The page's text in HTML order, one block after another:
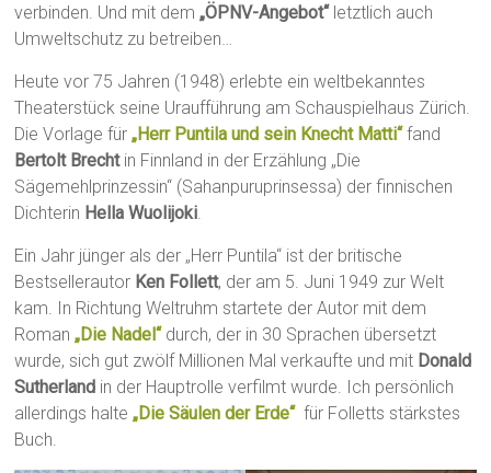
verbinden. Und mit dem„ÖPNV-Angebot“letztlich auch
Umweltschutz zu betreiben…
Heute vor 75 Jahren (1948) erlebte ein weltbekanntes
Theaterstück seine Uraufführung am Schauspielhaus Zürich.
Die Vorlage für„Herr Puntila und sein Knecht Matti“fand
Bertolt Brechtin Finnland in der Erzählung „Die
Sägemehlprinzessin“ (Sahanpuruprinsessa) der finnischen
Dichterin Hella Wuolijoki
Ein Jahr jünger als der „Herr Puntila“ ist der britische
Bestsellerautor Ken Follett, der am 5. Juni 1949 zur Welt
kam. In Richtung Weltruhm startete der Autor mit dem
Roman„Die Nadel“durch, der in 30 Sprachen übersetzt
wurde, sich gut zwölf Millionen Mal verkaufte und mit Donald
Sutherland in der Hauptrolle verfilmt wurde. Ich persönlich
allerdings halte„Die Säulen der Erde“für Folletts stärkstes
Buch.